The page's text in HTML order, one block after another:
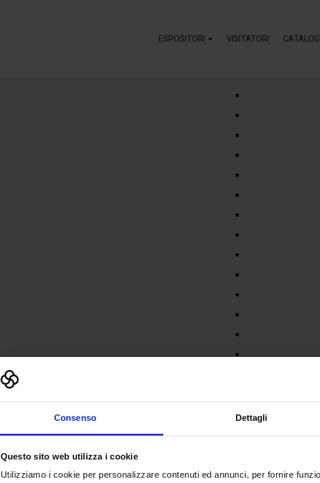
Consenso Dettagli
Questo sito web utilizza i cookie
Utilizziamo i cookie per personalizzare contenuti ed annunci, per fornire
ESPOSITORI VISITATORI